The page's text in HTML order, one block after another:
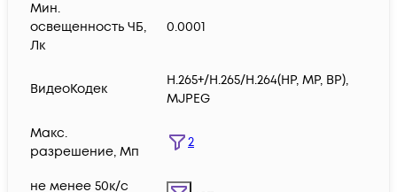
Мин.
освещенность ЧБ,
Лк
0.0001
ВидеоКодек
H.265+/H.265/H.264(HP, MP, BP),
MJPEG
Макс.
разрешение, Мп
2
не менее 50к/с